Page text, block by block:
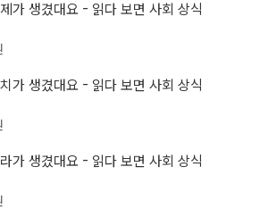
가 생겼대요 - 읽다 보면 사회 상식
가 생겼대요 - 읽다 보면 사회 상식
가 생겼대요 - 읽다 보면 사회 상식